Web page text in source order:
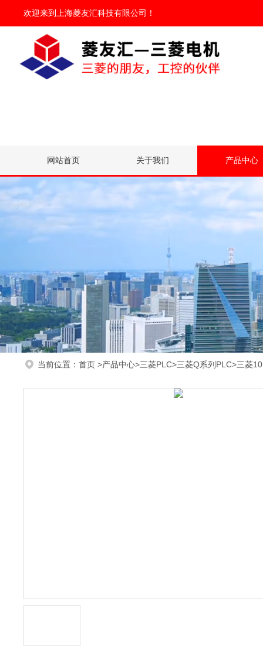
欢迎来到 上海菱友汇科技有限公司 ！
网站首页 关于我们 产品中心
当前位置： 首页 >产品中心>三菱PLC>三菱Q系列PLC>三菱